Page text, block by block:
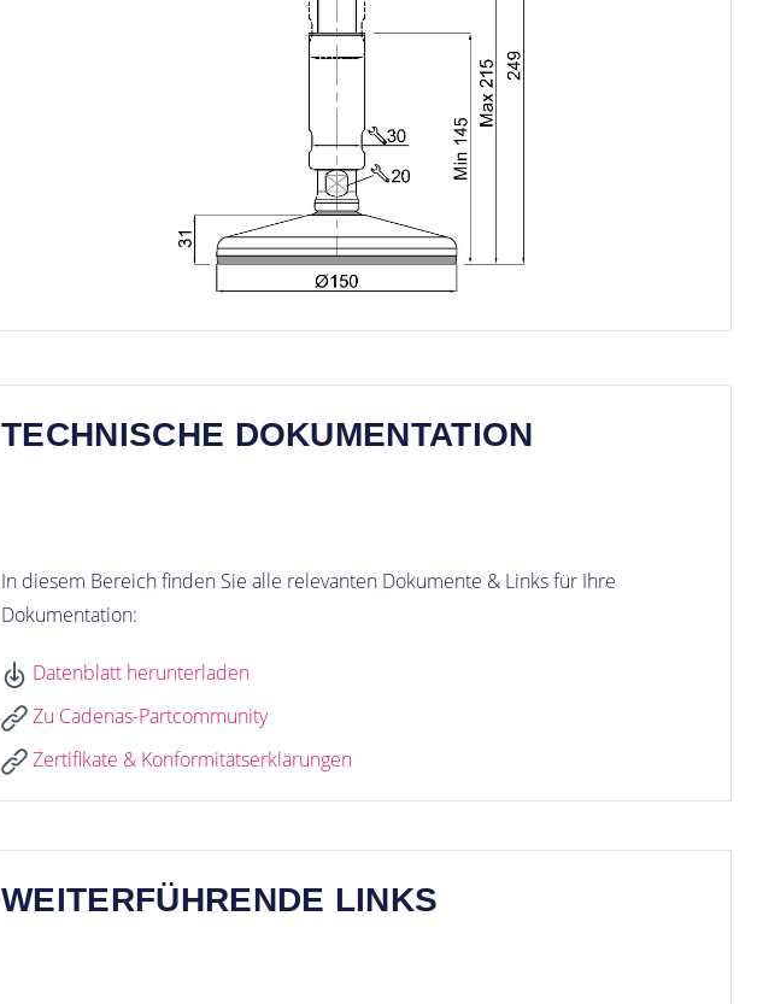
TECHNISCHE DOKUMENTATION
In diesem Bereich finden Sie alle relevanten Dokumente & Links für Ihre
Dokumentation:
Datenblatt herunterladen
Zu Cadenas-Partcommunity
Zertifikate & Konformitätserklärungen
WEITERFÜHRENDE LINKS